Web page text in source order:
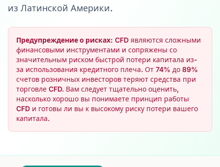
из Латинской Америки.
Предупреждение о рисках: CFD являются сложными
финансовыми инструментами и сопряжены со
значительным риском быстрой потери капитала из-
за использования кредитного плеча. От 74% до 89%
счетов розничных инвесторов теряют средства при
торговле CFD. Вам следует тщательно оценить,
насколько хорошо вы понимаете принцип работы
CFD и готовы ли вы к высокому риску потери вашего
капитала.